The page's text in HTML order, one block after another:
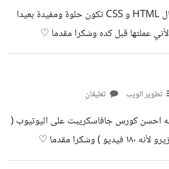
عايز افكار مواقع بال HTML و CSS تكون حلوة ومفيدة بعيدا
عملتها قبل كده وشكرا مقدما ♡
تطوير الويب تعليقان
احسن كورس جافاسكريبت على اليوتيوب (
وشكرا مقدما ♡